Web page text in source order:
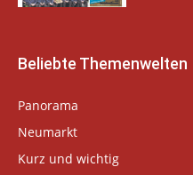
Beliebte Themenwelten
Panorama
Neumarkt
Kurz und wichtig